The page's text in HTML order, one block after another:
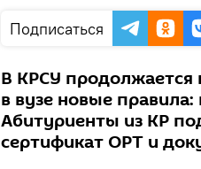
Подписаться
В КРСУ продолжается
в вузе новые
Абитуриенты из КР
сертификат ОРТ и